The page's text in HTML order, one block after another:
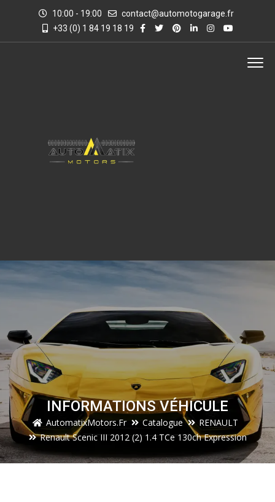
10:00 - 19:00
contact@automotogarage.fr
+33 (0) 1 84 19 18 19
INFORMATIONS VÉHICULE
AutomatixMotors.fr Catalogue
RENAULT
Renault Scenic III 2012 (2) 1.4 TCe 130ch Expression